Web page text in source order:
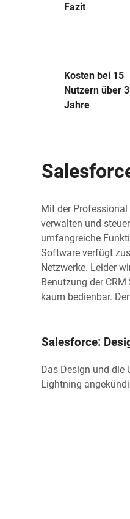
Fazit
Kosten bei 15
Nutzern über 3
Jahre
Mit der
verwalten und
umfangreiche
Software verfügt
Netzwerke. Leider
Benutzung der
kaum bedienbar.
Salesforce:
Das Design und die
Lightning